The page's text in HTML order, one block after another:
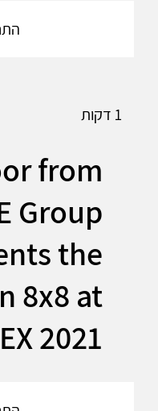
1 דקות
from
Group
the
8x8 at
2021.